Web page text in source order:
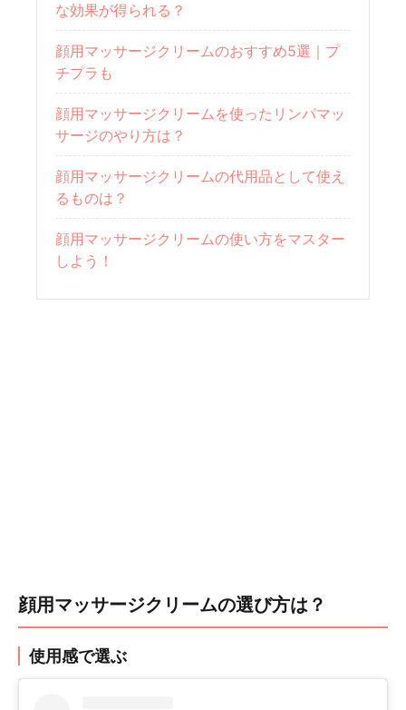
な効果が得られる？
顔用マッサージクリームのおすすめ5選｜プ
チプラも
顔用マッサージクリームを使ったリンパマッ
サージのやり方は？
顔用マッサージクリームの代用品として使え
るものは？
顔用マッサージクリームの使い方をマスター
しよう！
顔用マッサージクリームの選び方は？
使用感で選ぶ